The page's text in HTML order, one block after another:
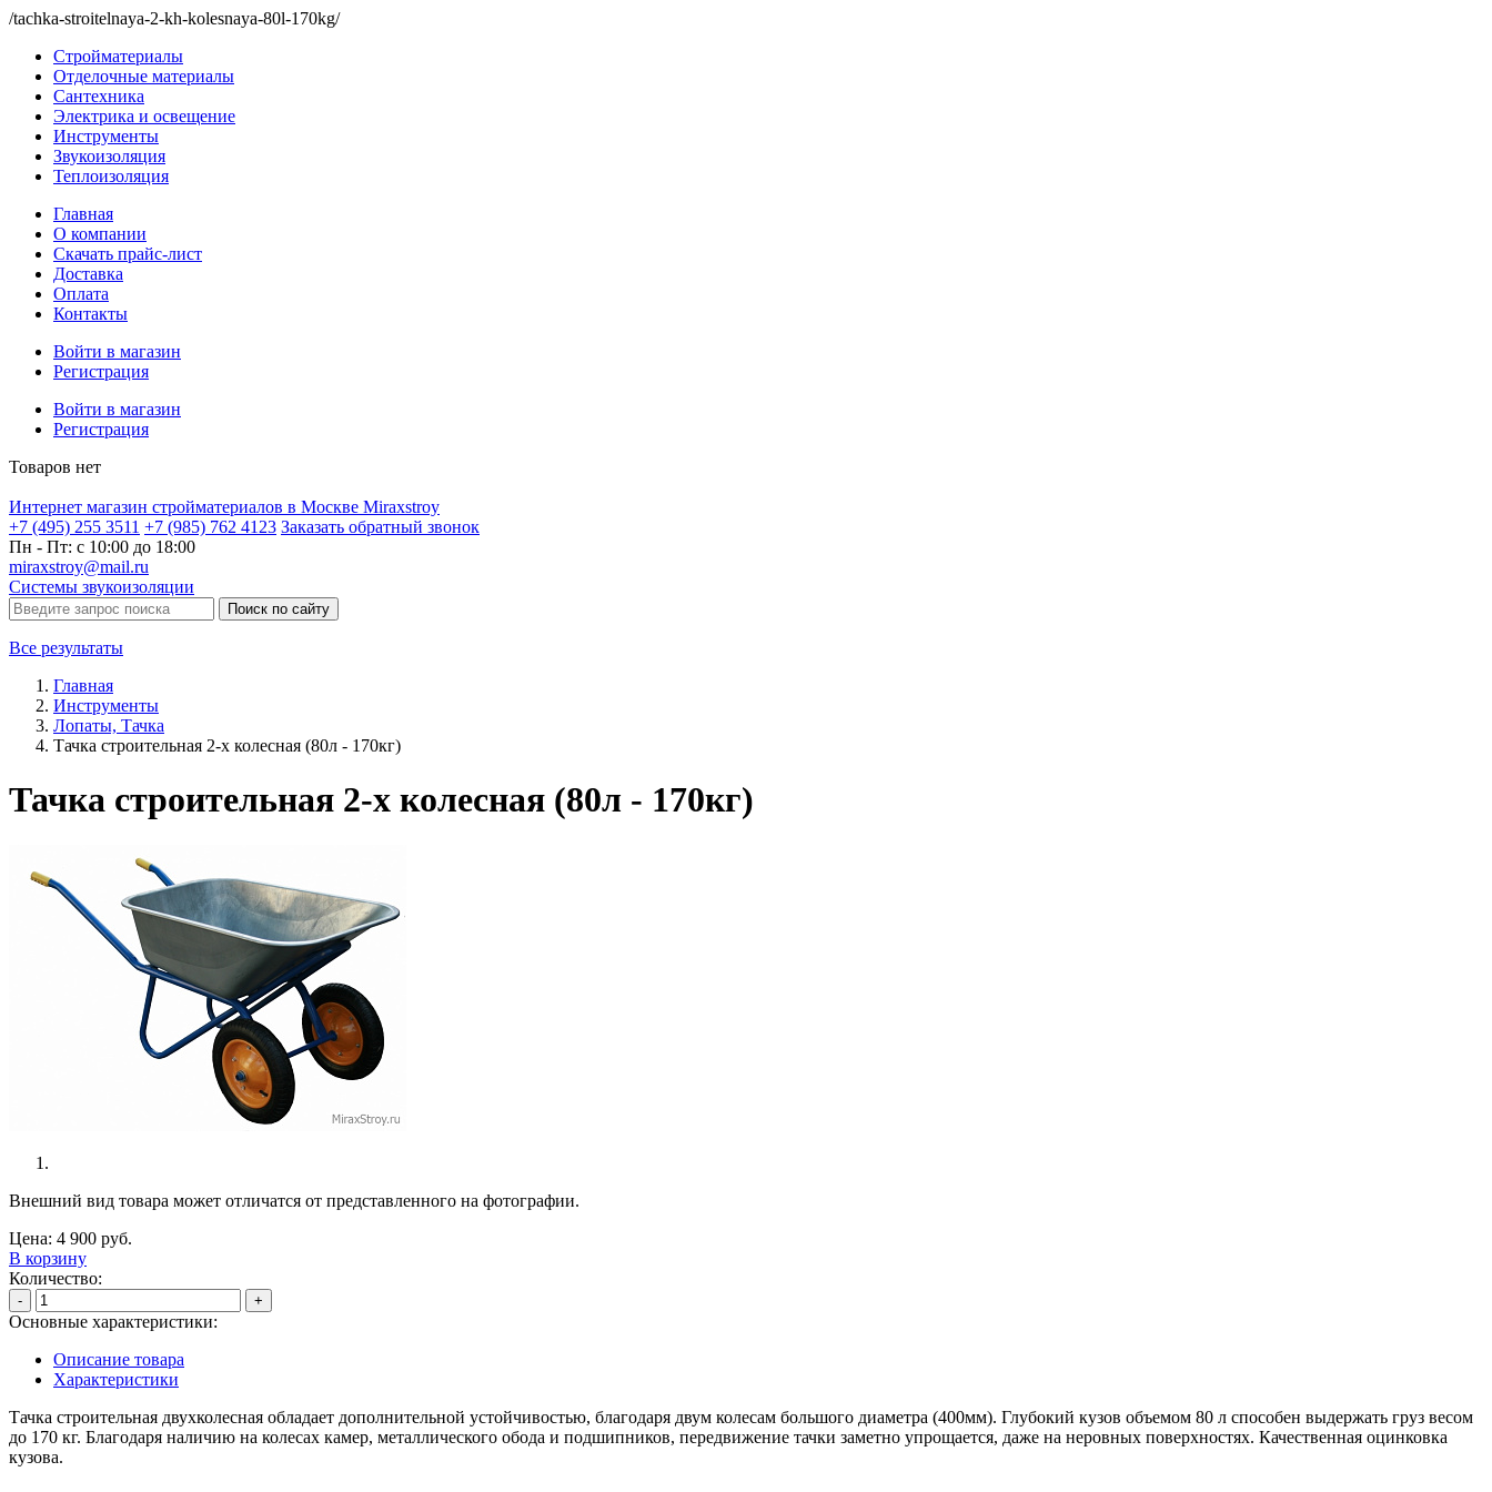
/tachka-stroitelnaya-2-kh-kolesnaya-80l-170kg/
Стройматериалы
Отделочные материалы
Сантехника
Электрика и освещение
Инструменты
Звукоизоляция
Теплоизоляция
Главная
О компании
Скачать прайс-лист
Доставка
Оплата
Контакты
Войти в магазин
Регистрация
Войти в магазин
Регистрация
Товаров нет
Интернет магазин стройматериалов в Москве Miraxstroy
+7 (495) 255 3511 +7 (985) 762 4123 Заказать обратный звонок
Пн - Пт: с 10:00 до 18:00
miraxstroy@mail.ru
Системы звукоизоляции
Поиск по сайту
Все результаты
Главная
Инструменты
Лопаты, Тачка
Тачка строительная 2-х колесная (80л - 170кг)
Тачка строительная 2-х колесная (80л - 170кг)
Внешний вид товара может отличатся от представленного на фотографии.
Цена: 4 900 руб.
В корзину
Количество:
- +
Основные характеристики:
Описание товара
Характеристики
Тачка строительная двухколесная обладает дополнительной устойчивостью, благодаря двум колесам большого диаметра (400мм). Глубокий кузов объемом 80 л способен выдержать груз весом
до 170 кг. Благодаря наличию на колесах камер, металлического обода и подшипников, передвижение тачки заметно упрощается, даже на неровных поверхностях. Качественная оцинковка
кузова.